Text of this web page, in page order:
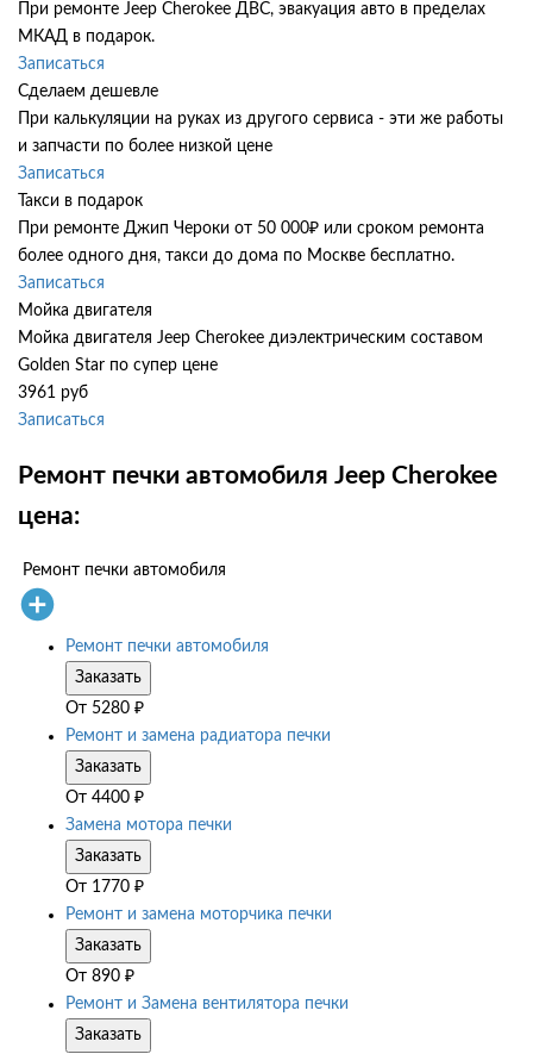
При ремонте Jeep Cherokee ДВС, эвакуация авто в пределах
МКАД в подарок.
Записаться
Сделаем дешевле
При калькуляции на руках из другого сервиса - эти же работы
и запчасти по более низкой цене
Записаться
Такси в подарок
При ремонте Джип Чероки от 50 000₽ или сроком ремонта
более одного дня, такси до дома по Москве бесплатно.
Записаться
Мойка двигателя
Мойка двигателя Jeep Cherokee диэлектрическим составом
Golden Star по супер цене
3961 руб
Записаться
Ремонт печки автомобиля Jeep Cherokee
цена:
Ремонт печки автомобиля
Ремонт печки автомобиля
Заказать
От 5280 ₽
Ремонт и замена радиатора печки
Заказать
От 4400 ₽
Замена мотора печки
Заказать
От 1770 ₽
Ремонт и замена моторчика печки
Заказать
От 890 ₽
Ремонт и Замена вентилятора печки
Заказать